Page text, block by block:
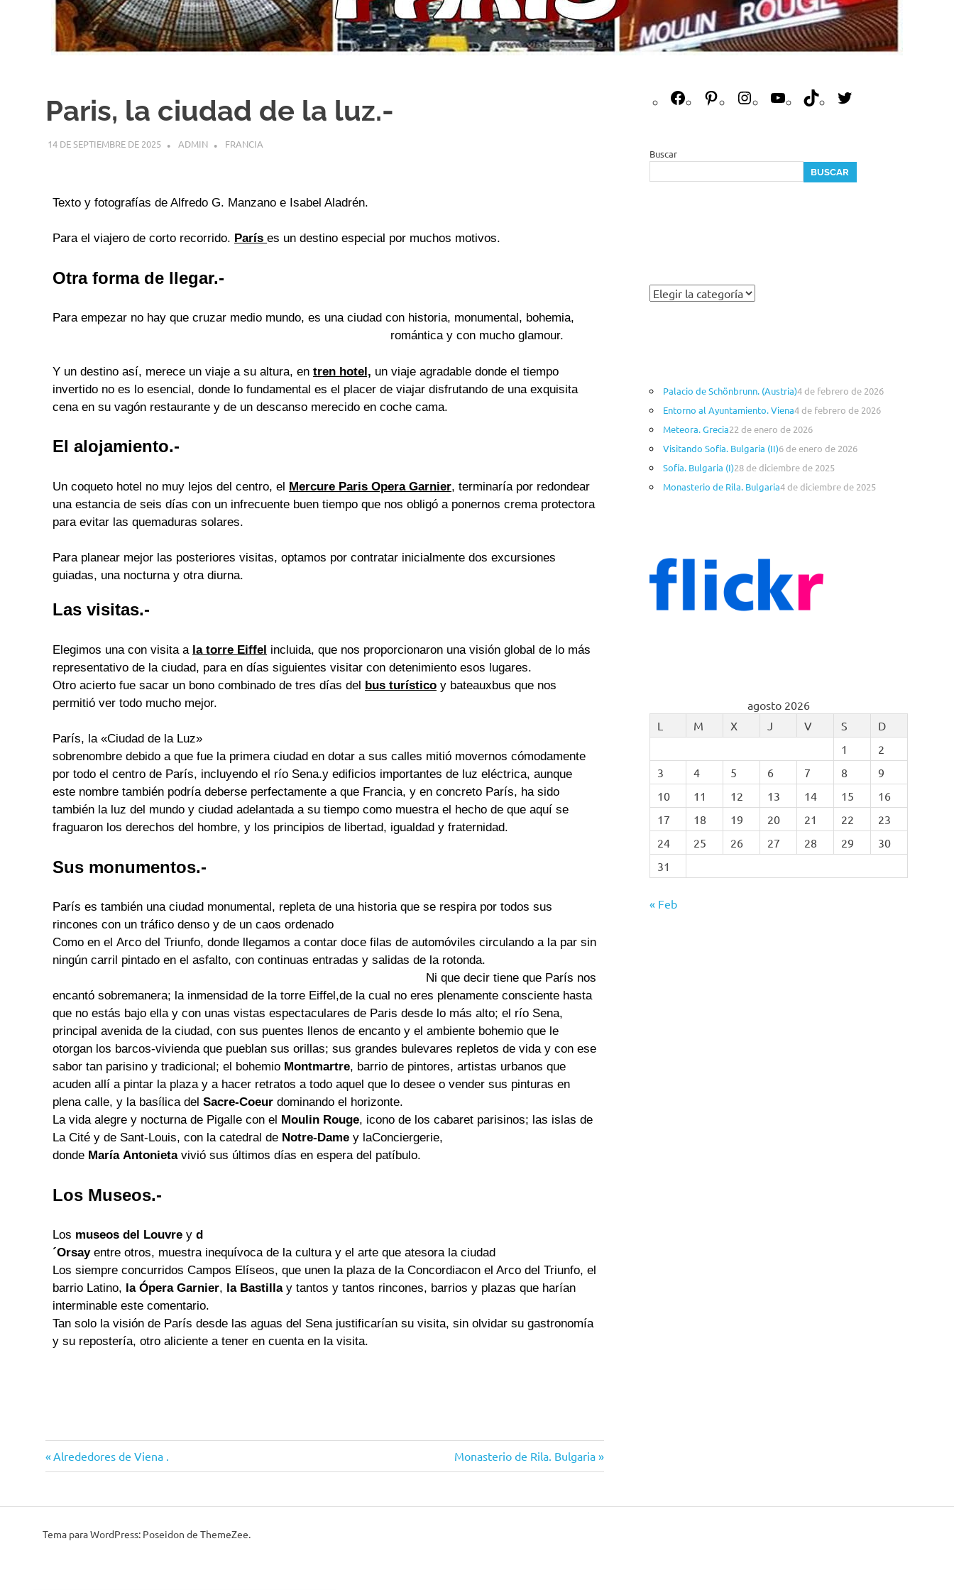
Paris, la ciudad de la luz.-
14 DE SEPTIEMBRE DE 2025 ADMIN FRANCIA
Texto y fotografías de Alfredo G. Manzano e Isabel Aladrén.
Para el viajero de corto recorrido. París es un destino especial por muchos motivos.
Otra forma de llegar.-
Para empezar no hay que cruzar medio mundo, es una ciudad con historia, monumental, bohemia,
romántica y con mucho glamour.
Y un destino así, merece un viaje a su altura, en tren hotel, un viaje agradable donde el tiempo
invertido no es lo esencial, donde lo fundamental es el placer de viajar disfrutando de una exquisita
cena en su vagón restaurante y de un descanso merecido en coche cama.
El alojamiento.-
Un coqueto hotel no muy lejos del centro, el Mercure Paris Opera Garnier, terminaría por redondear
una estancia de seis días con un infrecuente buen tiempo que nos obligó a ponernos crema protectora
para evitar las quemaduras solares.
Para planear mejor las posteriores visitas, optamos por contratar inicialmente dos excursiones
guiadas, una nocturna y otra diurna.
Las visitas.-
Elegimos una con visita a la torre Eiffel incluida, que nos proporcionaron una visión global de lo más
representativo de la ciudad, para en días siguientes visitar con detenimiento esos lugares.
Otro acierto fue sacar un bono combinado de tres días del bus turístico y bateauxbus que nos
permitió ver todo mucho mejor.
París, la «Ciudad de la Luz»
sobrenombre debido a que fue la primera ciudad en dotar a sus calles mitió movernos cómodamente
por todo el centro de París, incluyendo el río Sena.y edificios importantes de luz eléctrica, aunque
este nombre también podría deberse perfectamente a que Francia, y en concreto París, ha sido
también la luz del mundo y ciudad adelantada a su tiempo como muestra el hecho de que aquí se
fraguaron los derechos del hombre, y los principios de libertad, igualdad y fraternidad.
Sus monumentos.-
París es también una ciudad monumental, repleta de una historia que se respira por todos sus
rincones con un tráfico denso y de un caos ordenado
Como en el Arco del Triunfo, donde llegamos a contar doce filas de automóviles circulando a la par sin
ningún carril pintado en el asfalto, con continuas entradas y salidas de la rotonda.
Ni que decir tiene que París nos
encantó sobremanera; la inmensidad de la torre Eiffel,de la cual no eres plenamente consciente hasta
que no estás bajo ella y con unas vistas espectaculares de Paris desde lo más alto; el río Sena,
principal avenida de la ciudad, con sus puentes llenos de encanto y el ambiente bohemio que le
otorgan los barcos-vivienda que pueblan sus orillas; sus grandes bulevares repletos de vida y con ese
sabor tan parisino y tradicional; el bohemio Montmartre, barrio de pintores, artistas urbanos que
acuden allí a pintar la plaza y a hacer retratos a todo aquel que lo desee o vender sus pinturas en
plena calle, y la basílica del Sacre-Coeur dominando el horizonte.
La vida alegre y nocturna de Pigalle con el Moulin Rouge, icono de los cabaret parisinos; las islas de
La Cité y de Sant-Louis, con la catedral de Notre-Dame y laConciergerie,
donde María Antonieta vivió sus últimos días en espera del patíbulo.
Los Museos.-
Los museos del Louvre y d
´Orsayentre otros, muestra inequívoca de la cultura y el arte que atesora la ciudad
Los siempre concurridos Campos Elíseos, que unen la plaza de la Concordiacon el Arco del Triunfo, el
barrio Latino, la Ópera Garnier, la Bastillay tantos y tantos rincones, barrios y plazas que harían
interminable este comentario.
Tan solo la visión de París desde las aguas del Sena justificarían su visita, sin olvidar su gastronomía
y su repostería, otro aliciente a tener en cuenta en la visita.
del
ciudades
Alrededores de Viena . Monasterio de Rila. Bulgaria
Buscar
BUSCAR
Palacio de Schönbrunn. (Austria)4 de febrero de 2026
Entorno al Ayuntamiento. Viena4 de febrero de 2026
Meteora. Grecia22 de enero de 2026
Visitando Sofía. Bulgaria (II)6 de enero de 2026
Sofía. Bulgaria (I)28 de diciembre de 2025
Monasterio de Rila. Bulgaria4 de diciembre de 2025
agosto 2026
L
M X J V S
D
1
2
3
4 5 6 7 8
9
10
11 12 13 14 15
16
17
18 19 20 21 22
23
24
25 26 27 28 29
30
31
« Feb
Tema para WordPress: Poseidon de ThemeZee.